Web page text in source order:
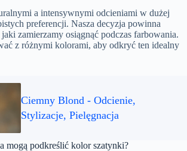
a intensywnymi odcieniami w dużej
preferencji. Nasza decyzja powinna
zamierzamy osiągnąć podczas farbowania.
z różnymi kolorami, aby odkryć ten idealny
Ciemny Blond - Odcienie,
Stylizacje, Pielęgnacja
mogą podkreślić kolor szatynki?